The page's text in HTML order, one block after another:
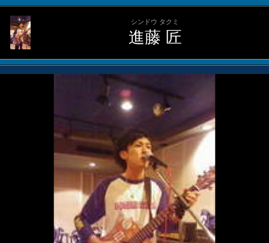
シンドウ タクミ
進藤 匠